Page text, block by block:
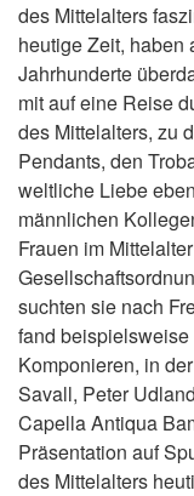
des Mittelalters
heutige Zeit, haben
Jahrhunderte
mit auf eine Reise
des Mittelalters, zu
Pendants, den
weltliche Liebe
männlichen
Frauen im
suchten sie nach
fand
Komponieren, in
Savall, Peter
Capella Antiqua
Präsentation auf
des Mittelalters